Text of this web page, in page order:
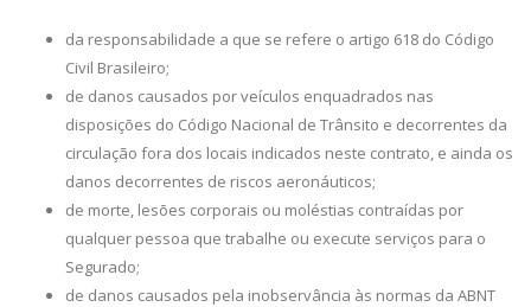
da responsabilidade a que se refere o artigo 618 do Código
Civil Brasileiro;
de danos causados por veículos enquadrados nas
disposições do Código Nacional de Trânsito e decorrentes da
circulação fora dos locais indicados neste contrato, e ainda os
danos decorrentes de riscos aeronáuticos;
de morte, lesões corporais ou moléstias contraídas por
qualquer pessoa que trabalhe ou execute serviços para o
Segurado;
de danos causados pela inobservância às normas da ABNT